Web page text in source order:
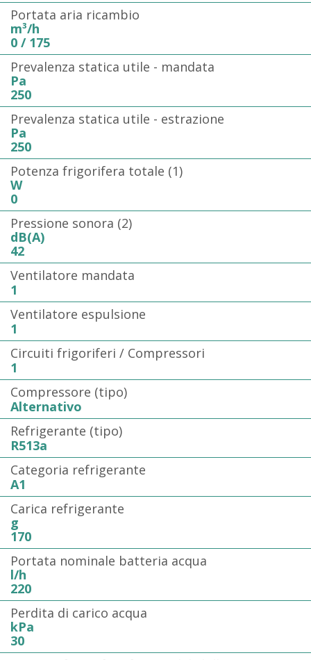
Portata aria ricambio
m³/h
0 / 175
Prevalenza statica utile - mandata
Pa
250
Prevalenza statica utile - estrazione
Pa
250
Potenza frigorifera totale (1)
W
0
Pressione sonora (2)
dB(A)
42
Ventilatore mandata
1
Ventilatore espulsione
1
Circuiti frigoriferi / Compressori
1
Compressore (tipo)
Alternativo
Refrigerante (tipo)
R513a
Categoria refrigerante
A1
Carica refrigerante
g
170
Portata nominale batteria acqua
l/h
220
Perdita di carico acqua
kPa
30